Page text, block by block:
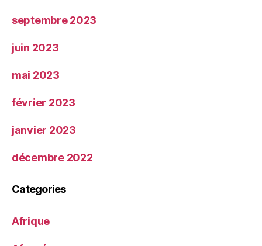
septembre 2023
juin 2023
mai 2023
février 2023
janvier 2023
décembre 2022
Categories
Afrique